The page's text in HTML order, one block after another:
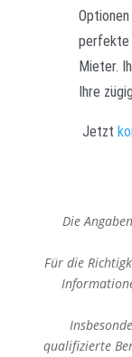
perfekte
Mieter.
Ihre
Jetzt
Die
Für die
qualifizierte